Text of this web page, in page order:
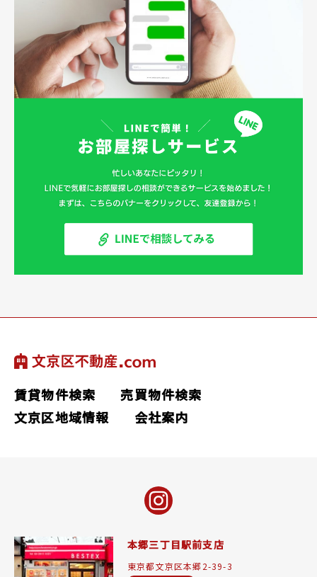
賃貸物件検索
売買物件検索
文京区地域情報
会社案内
本郷三丁目駅前支店
東京都文京区本郷2-39-3